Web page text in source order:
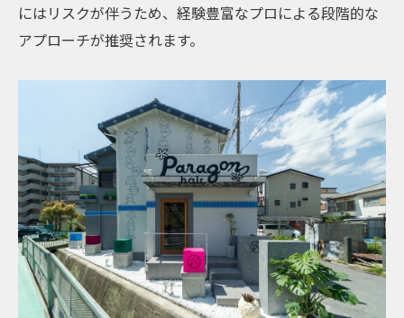
にはリスクが伴うため、経験豊富なプロによる段階的な
アプローチが推奨されます。